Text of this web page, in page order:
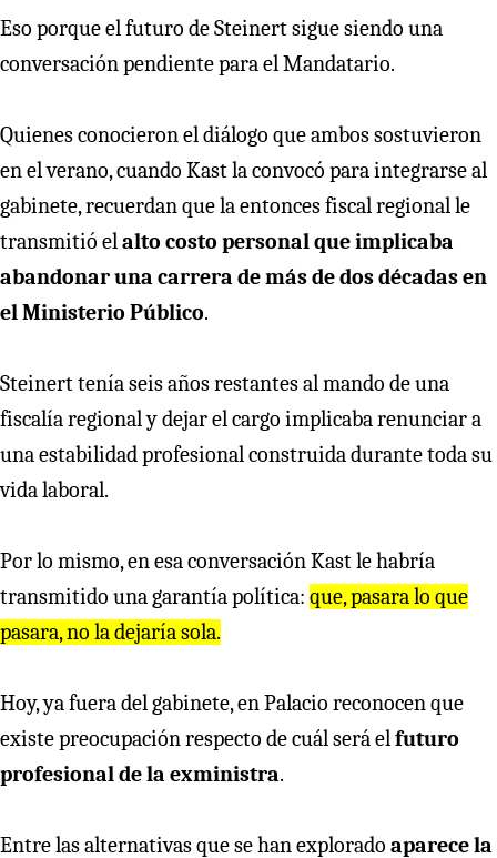
Eso porque el futuro de Steinert sigue siendo una
conversación pendiente para el Mandatario.
Quienes conocieron el diálogo que ambos sostuvieron
en el verano, cuando Kast la convocó para integrarse al
gabinete, recuerdan que la entonces fiscal regional le
transmitió elalto costo personal que implicaba
abandonar una carrera de más de dos décadas en
el Ministerio Público.
Steinert tenía seis años restantes al mando de una
fiscalía regional y dejar el cargo implicaba renunciar a
una estabilidad profesional construida durante toda su
vida laboral.
Por lo mismo, en esa conversación Kast le habría
transmitido una garantía política: que, pasara lo que
pasara, no la dejaría sola.
Hoy, ya fuera del gabinete, en Palacio reconocen que
existe preocupación respecto de cuál será elfuturo
profesional de la exministra.
Entre las alternativas que se han explorado aparece la